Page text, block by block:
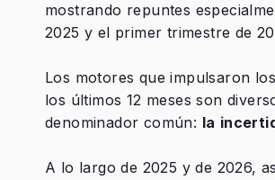
mostrando repuntes
2025 y el primer trimestre de
Los motores que impulsaron
los últimos 12 meses son
denominador común: la
A lo largo de 2025 y de 2026,